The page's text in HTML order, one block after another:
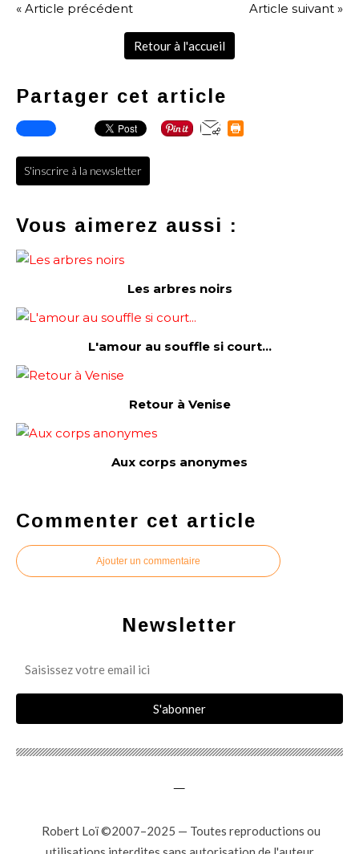
« Article précédent Article suivant »
Retour à l'accueil
Partager cet article
S'inscrire à la newsletter
Vous aimerez aussi :
Les arbres noirs
L'amour au souffle si court...
Retour à Venise
Aux corps anonymes
Commenter cet article
Ajouter un commentaire
Newsletter
Robert Loï ©2007–2025 — Toutes reproductions ou